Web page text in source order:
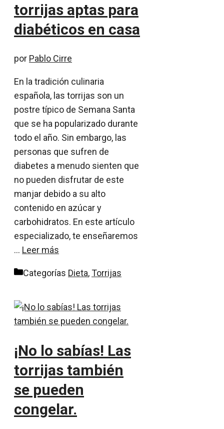
torrijas aptas para
diabéticos en casa
por Pablo Cirre
En la tradición culinaria
española, las torrijas son un
postre típico de Semana Santa
que se ha popularizado durante
todo el año. Sin embargo, las
personas que sufren de
diabetes a menudo sienten que
no pueden disfrutar de este
manjar debido a su alto
contenido en azúcar y
carbohidratos. En este artículo
especializado, te enseñaremos
… Leer más
Categorías Dieta,Torrijas
¡No lo sabías! Las
torrijas también
se pueden
congelar.